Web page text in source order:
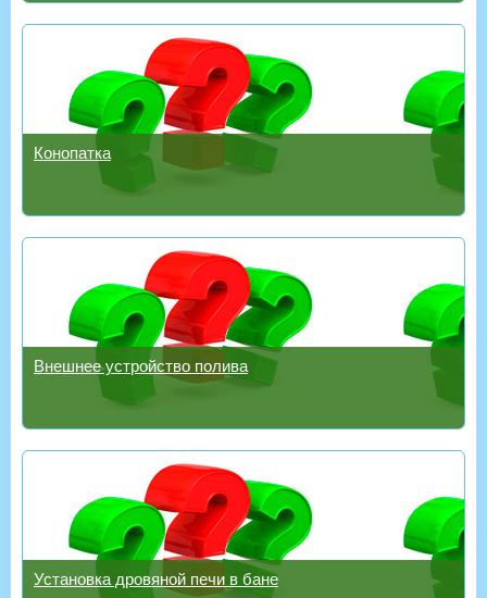
Конопатка
Внешнее устройство полива
Установка дровяной печи в бане